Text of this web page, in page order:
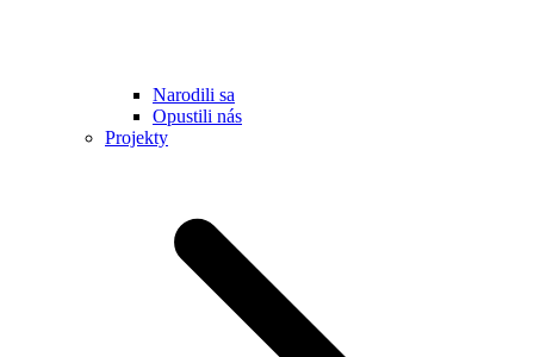
Narodili sa
Opustili nás
Projekty